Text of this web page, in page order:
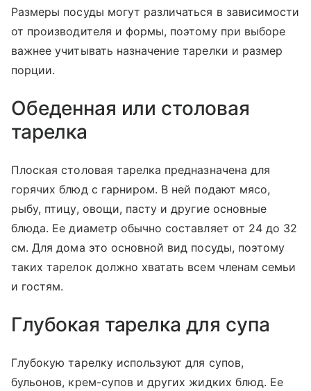
Размеры посуды могут различаться в зависимости
от производителя и формы, поэтому при выборе
важнее учитывать назначение тарелки и размер
порции.
Обеденная или столовая
тарелка
Плоская столовая тарелка предназначена для
горячих блюд с гарниром. В ней подают мясо,
рыбу, птицу, овощи, пасту и другие основные
блюда. Ее диаметр обычно составляет от 24 до 32
см. Для дома это основной вид посуды, поэтому
таких тарелок должно хватать всем членам семьи
и гостям.
Глубокая тарелка для супа
Глубокую тарелку используют для супов,
бульонов, крем-супов и других жидких блюд. Ее